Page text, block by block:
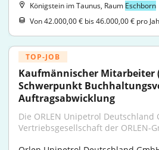
Königstein im Taunus, Raum Eschborn
Von 42.000,00 € bis 46.000,00 € pro
TOP-JOB
Kaufmännischer Mitarbeiter
Schwerpunkt
Auftragsabwicklung
Die ORLEN Unipetrol Deutschland
Vertriebsgesellschaft der ORLEN-